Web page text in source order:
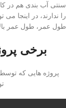
سنتی آب بندی هم در
را ندارند، در اینجا می
طول عمر، طول عمر
برخی
پروژه هایی که